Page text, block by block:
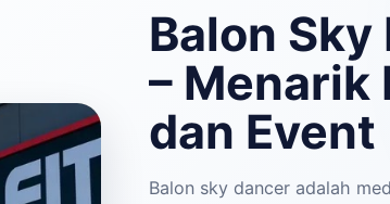
Balon
– Menarik
dan Event
Balon sky dancer adalah